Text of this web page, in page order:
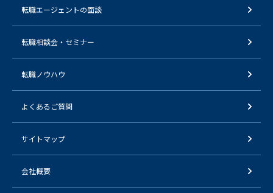
転職エージェントの面談
転職相談会・セミナー
転職ノウハウ
よくあるご質問
サイトマップ
会社概要